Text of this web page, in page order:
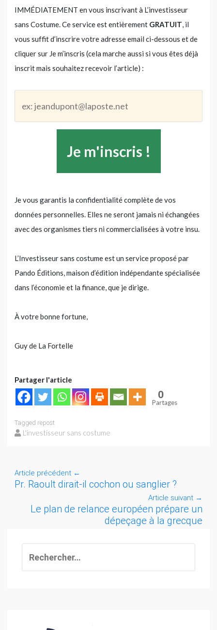
IMMÉDIATEMENT en vous inscrivant à L’investisseur
sans Costume. Ce service est entièrement GRATUIT, il
vous suffit d’inscrire votre adresse email ci-dessous et de
cliquer sur Je m’inscris (cela marche aussi si vous êtes déjà
inscrit mais souhaitez recevoir l’article) :
Je vous garantis la confidentialité complète de vos
données personnelles. Elles ne seront jamais ni échangées
avec des organismes tiers ni commercialisées à votre insu.
L’Investisseur sans costume est un service proposé par
Pando Éditions, maison d’édition indépendante spécialisée
dans l’économie et la finance, que je dirige.
À votre bonne fortune,
Guy de La Fortelle
Partager l'article
0
Partages
Tagged repost
L'investisseur sans costume
Article précédent ←
Pr. Raoult dirait-il cochon ou sanglier ?
Article suivant →
Le plan de relance européen prépare un
dépeçage à la grecque